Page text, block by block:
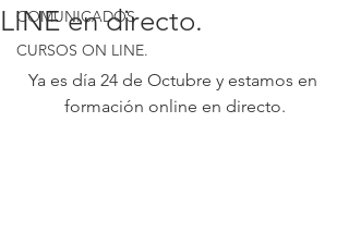
COMUNICADOS
CURSOS ON LINE.
LINE en directo.
Ya es día 24 de Octubre y estamos en
formación online en directo.